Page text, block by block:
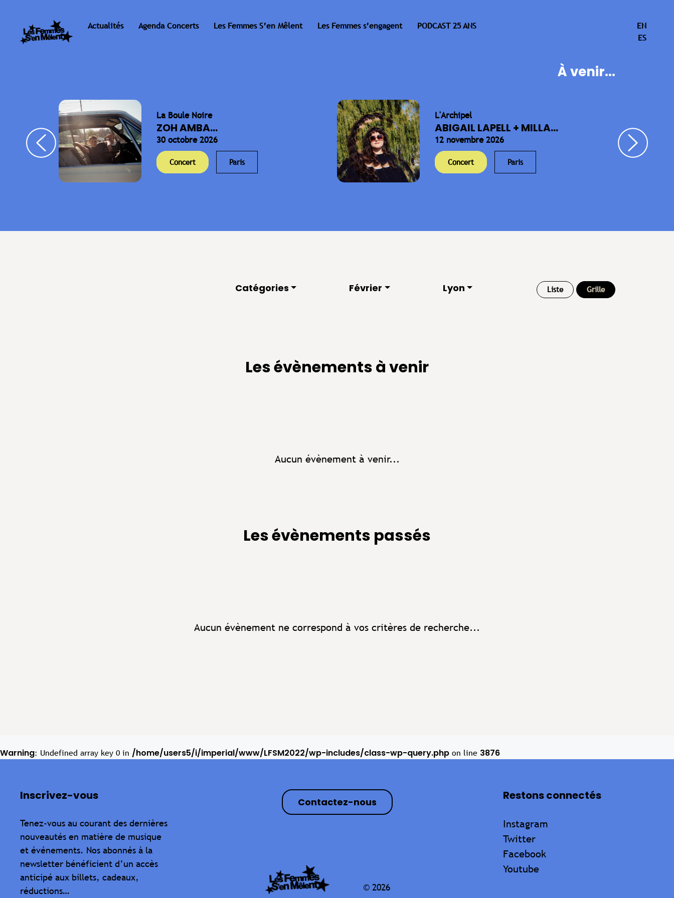
Actualités Agenda Concerts Les Femmes S’en Mêlent Les Femmes s’engagent PODCAST 25 ANS
EN
ES
À venir...
La Boule Noire
ZOH AMBA...
30 octobre 2026
Concert Paris
L'Archipel
ABIGAIL LAPELL + MILLA...
12 novembre 2026
Concert Paris
Catégories Février Lyon Liste Grille
Les évènements à venir
Aucun évènement à venir...
Les évènements passés
Aucun évènement ne correspond à vos critères de recherche...
Warning: Undefined array key 0 in /home/users5/i/imperial/www/LFSM2022/wp-includes/class-wp-query.php on line 3876
Inscrivez-vous
Tenez-vous au courant des dernières
nouveautés en matière de musique
et événements. Nos abonnés à la
newsletter bénéficient d’un accès
anticipé aux billets, cadeaux,
réductions…
Contactez-nous
© 2026
Restons connectés
Instagram
Twitter
Facebook
Youtube